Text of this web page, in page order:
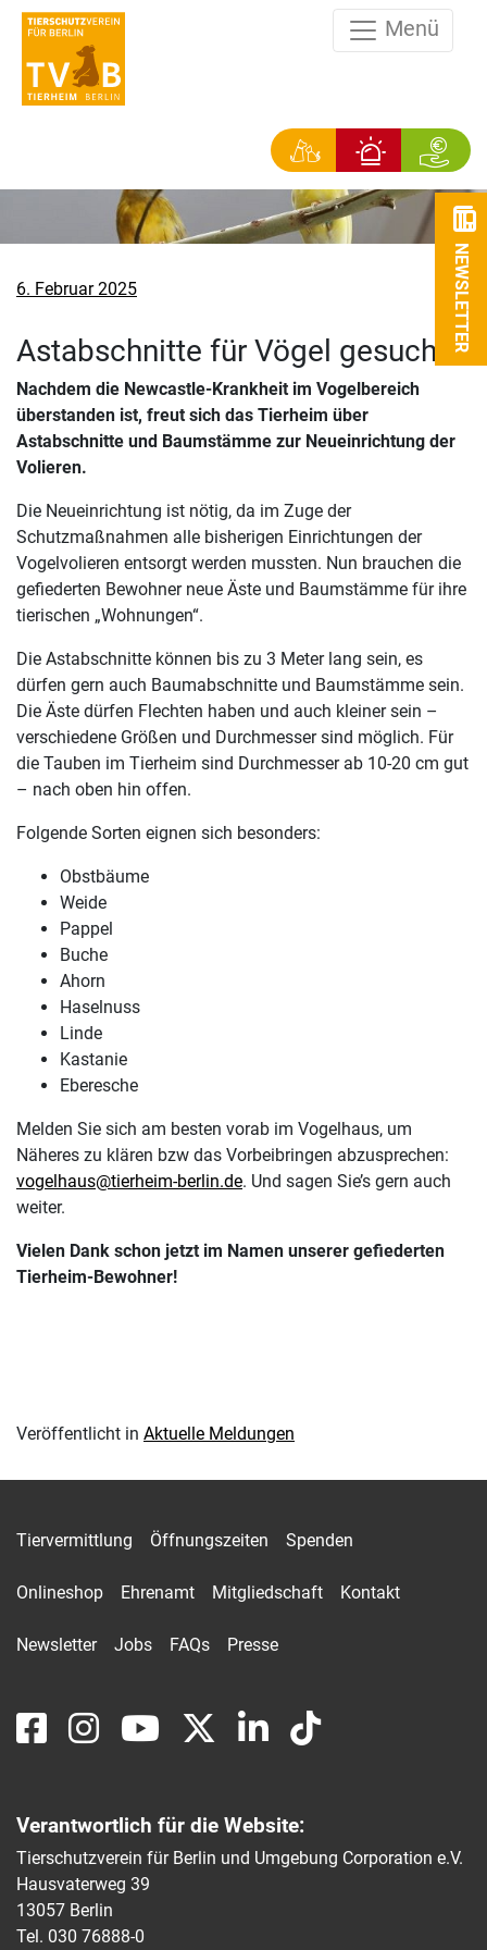
Menü
NEWSLETTER
Veröffentlicht
6. Februar 2025
Astabschnitte für Vögel gesucht
Nachdem die Newcastle-Krankheit im Vogelbereich
überstanden ist, freut sich das Tierheim über
Astabschnitte und Baumstämme zur Neueinrichtung der
Volieren.
Die Neueinrichtung ist nötig, da im Zuge der
Schutzmaßnahmen alle bisherigen Einrichtungen der
Vogelvolieren entsorgt werden mussten. Nun brauchen die
gefiederten Bewohner neue Äste und Baumstämme für ihre
tierischen „Wohnungen“.
Die Astabschnitte können bis zu 3 Meter lang sein, es
dürfen gern auch Baumabschnitte und Baumstämme sein.
Die Äste dürfen Flechten haben und auch kleiner sein –
verschiedene Größen und Durchmesser sind möglich. Für
die Tauben im Tierheim sind Durchmesser ab 10-20 cm gut
– nach oben hin offen.
Folgende Sorten eignen sich besonders:
Obstbäume
Weide
Pappel
Buche
Ahorn
Haselnuss
Linde
Kastanie
Eberesche
Melden Sie sich am besten vorab im Vogelhaus, um
Näheres zu klären bzw das Vorbeibringen abzusprechen:
vogelhaus@tierheim-berlin.de. Und sagen Sie’s gern auch
weiter.
Vielen Dank schon jetzt im Namen unserer gefiederten
Tierheim-Bewohner!
Veröffentlicht in Aktuelle Meldungen
Tiervermittlung Öffnungszeiten Spenden
Onlineshop Ehrenamt Mitgliedschaft Kontakt
Newsletter Jobs FAQs Presse
Verantwortlich für die Website:
Tierschutzverein für Berlin und Umgebung Corporation e.V.
Hausvaterweg 39
13057 Berlin
Tel. 030 76888-0